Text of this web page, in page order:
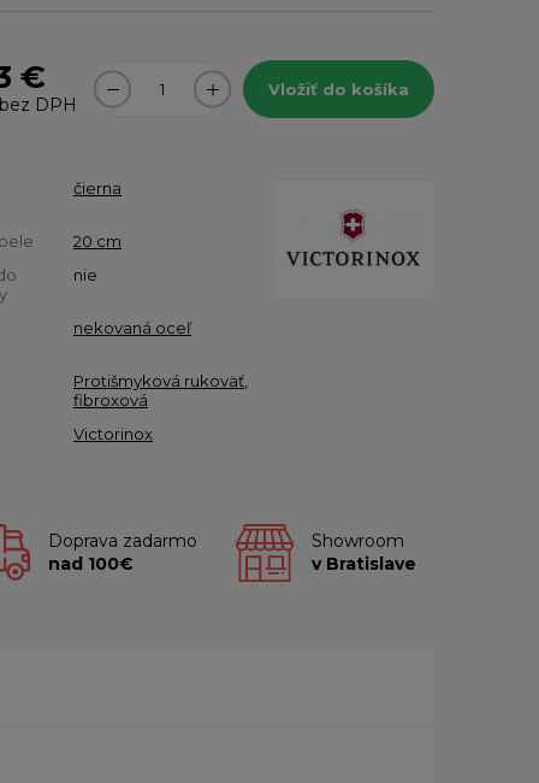
€
bez DPH
Vložiť do košíka
čierna
20 cm
nie
nekovaná oceľ
Protišmyková rukoväť
fibroxová
Victorinox
Doprava zadarmo
nad 100€
Showroom
v Bratislave